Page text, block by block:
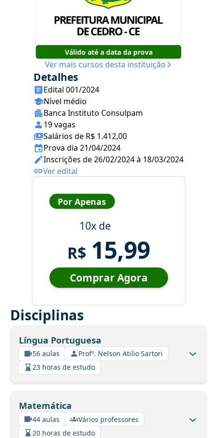
Válido até a data da prova
Ver mais cursos desta instituição
Detalhes
Edital 001/2024
Nível médio
Banca Instituto Consulpam
19 vagas
Salários de R$ 1.412,00
Prova dia 21/04/2024
Inscrições de 26/02/2024 à 18/03/2024
Ver edital
Por Apenas
10x de
R$ 15,99
Comprar Agora
Disciplinas
Língua Portuguesa
56 aulas
Profº. Nelson Atilio Sartori
23 horas de estudo
Matemática
44 aulas
Vários professores
20 horas de estudo